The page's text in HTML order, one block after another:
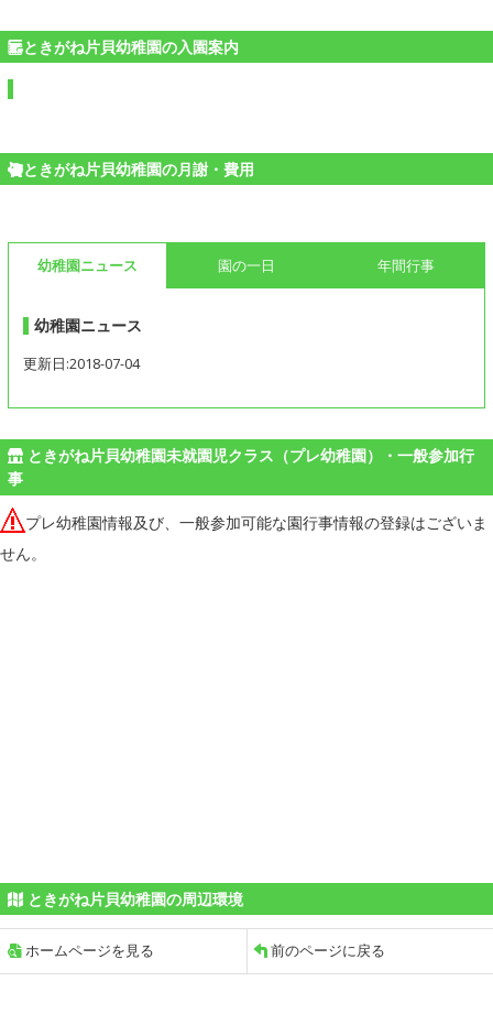
ときがね片貝幼稚園の入園案内
ときがね片貝幼稚園の月謝・費用
幼稚園ニュース 園の一日 年間行事
幼稚園ニュース
更新日:2018-07-04
ときがね片貝幼稚園未就園児クラス（プレ幼稚園）・一般参加行
事
プレ幼稚園情報及び、一般参加可能な園行事情報の登録はございま
せん。
ときがね片貝幼稚園の周辺環境
ホームページを見る 前のページに戻る